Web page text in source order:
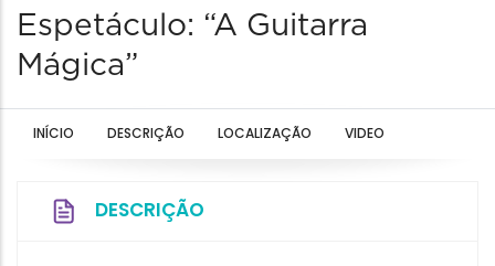
Espetáculo: “A Guitarra
Mágica”
INÍCIO DESCRIÇÃO LOCALIZAÇÃO VIDEO
DESCRIÇÃO